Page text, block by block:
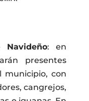
Navideño: en
presentes
municipio, con
cangrejos,